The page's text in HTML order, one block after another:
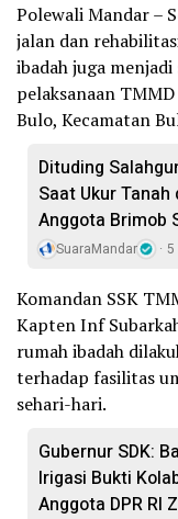
Polewali Mandar –
jalan dan
ibadah juga
pelaksanaan
Bulo, Kecamatan
Dituding
Saat Ukur Tanah
Anggota Brimob
SuaraMandar
Komandan SSK
Kapten Inf
rumah ibadah
terhadap fasilitas
sehari-hari.
Gubernur SDK:
Irigasi Bukti
Anggota DPR RI